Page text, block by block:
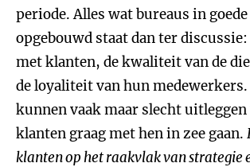
periode. Alles wat bureaus in
opgebouwd staat dan ter
met klanten, de kwaliteit van de
de loyaliteit van hun
kunnen vaak maar slecht
klanten graag met hen in zee gaan.
klanten op het raakvlak van strategie